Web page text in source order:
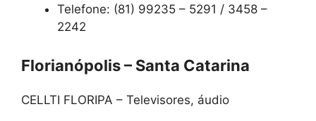
Telefone: (81) 99235 – 5291 / 3458 –
2242
Florianópolis – Santa Catarina
CELLTI FLORIPA – Televisores, áudio